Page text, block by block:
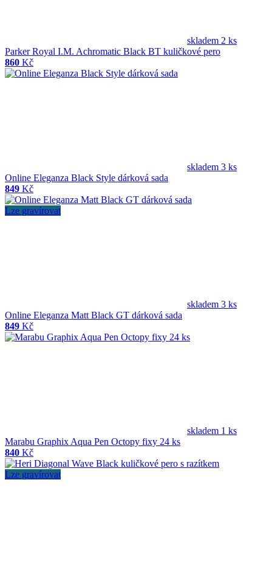
skladem 2 ks
Parker Royal I.M. Achromatic Black BT kuličkové pero
860 Kč
skladem 3 ks
Online Eleganza Black Style dárková sada
849 Kč
Lze gravírovat
skladem 3 ks
Online Eleganza Matt Black GT dárková sada
849 Kč
skladem 1 ks
Marabu Graphix Aqua Pen Octopy fixy 24 ks
840 Kč
Lze gravírovat